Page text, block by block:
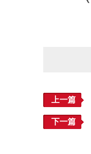
上一篇
下一篇